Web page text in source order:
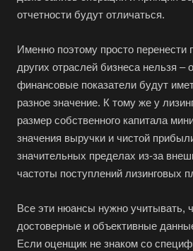
отчетности будут отличаться.
Именно поэтому просто перенести
других отраслей бизнеса нельзя –
финансовые показатели будут
разное значение. К тому же у
размер собственного капитала
значения выручки и чистой
значительных пределах из-за
частоты поступлений лизинговых
Все эти нюансы нужно учитывать,
достоверные и объективные
Если оценщик не знаком со